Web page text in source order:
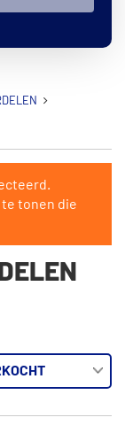
tonen die